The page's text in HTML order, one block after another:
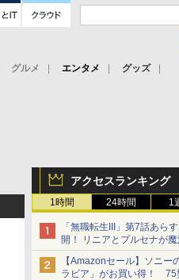
グルメ エンタメ
グッズ
アクセスランキング
1時間 24時間 1
「無職転生III」第7話あら
開！ リニアとプルセナが
【Amazonセール】ソニー
ラビア」がお買い得！ 75